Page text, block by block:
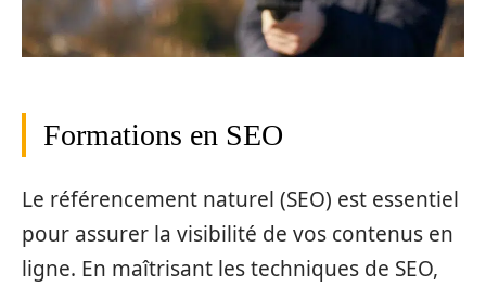
Formations en SEO
Le référencement naturel (SEO) est essentiel
pour assurer la visibilité de vos contenus en
ligne. En maîtrisant les techniques de SEO,